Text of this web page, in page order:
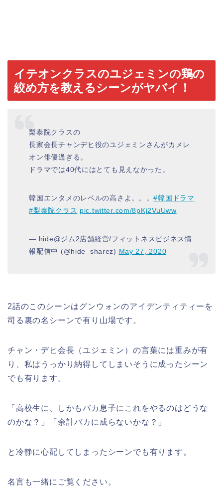
イテオンクラスのユジェミンの鶏の
絞め方を教えるシーンがヤバイ！
梨泰院クラスの
長家会長チャンデヒ役のユジェミンさんがカメレ
オン俳優過ぎる。
ドラマでは40代にはとても見えなかった。
韓国エンタメのレベルの高さよ。。。#韓国ドラマ
#梨泰院クラス pic.twitter.com/8pKj2VuUww
— hide@ジム2店舗経営/フィットネスビジネス情
報配信中 (@hide_sharez) May 27, 2020
2話のこのシーンはグンウォンのアイデンティティーを
司る裏の名シーンで有り山場です。
チャン・デヒ会長（ユジェミン）の言葉には重みが有
り、私はうっかり納得してしまいそうに成ったシーン
でも有ります。
「高校生に、しかもバカ息子にこれをやるのはどうな
のかな？」「余計バカに成らないかな？」
と冷静に心配してしまったシーンでも有ります。
名言も一緒にご覧ください。